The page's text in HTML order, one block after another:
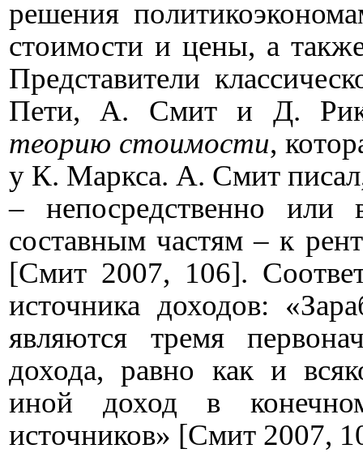
решения
стоимости и цены, а
Представители
Пети, А. Смит и Д.
теорию стоимости,
у К. Маркса. А. Смит
– непосредственно
составным частям – к
[Смит 2007, 106].
источника доходов:
являются тремя
дохода, равно как и
иной доход в
источников» [Смит 2007,